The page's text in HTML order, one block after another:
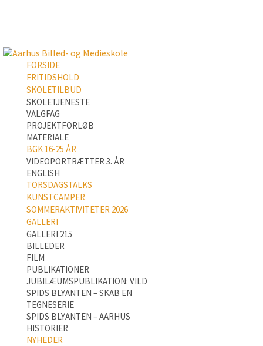
FORSIDE
FRITIDSHOLD
SKOLETILBUD
SKOLETJENESTE
VALGFAG
PROJEKTFORLØB
MATERIALE
BGK 16-25 ÅR
VIDEOPORTRÆTTER 3. ÅR
ENGLISH
TORSDAGSTALKS
KUNSTCAMPER
SOMMERAKTIVITETER 2026
GALLERI
GALLERI 215
BILLEDER
FILM
PUBLIKATIONER
JUBILÆUMSPUBLIKATION: VILD
SPIDS BLYANTEN – SKAB EN
TEGNESERIE
SPIDS BLYANTEN – AARHUS
HISTORIER
NYHEDER